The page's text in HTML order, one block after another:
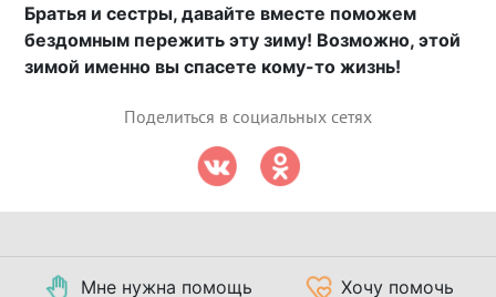
Братья и сестры, давайте вместе поможем
бездомным пережить эту зиму! Возможно, этой
зимой именно вы спасете кому-то жизнь!
Поделиться в социальных сетях
Мне нужна помощь Хочу помочь